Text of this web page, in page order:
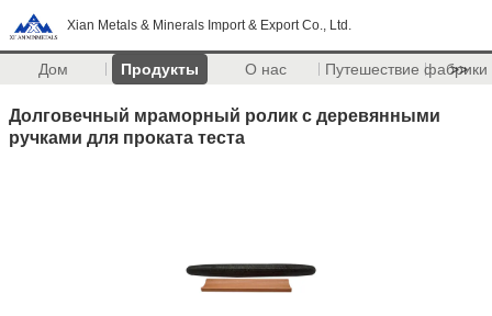
Xian Metals & Minerals Import & Export Co., Ltd.
Дом Продукты О нас Путешествие фабрики
>>
Долговечный мраморный ролик с деревянными
ручками для проката теста